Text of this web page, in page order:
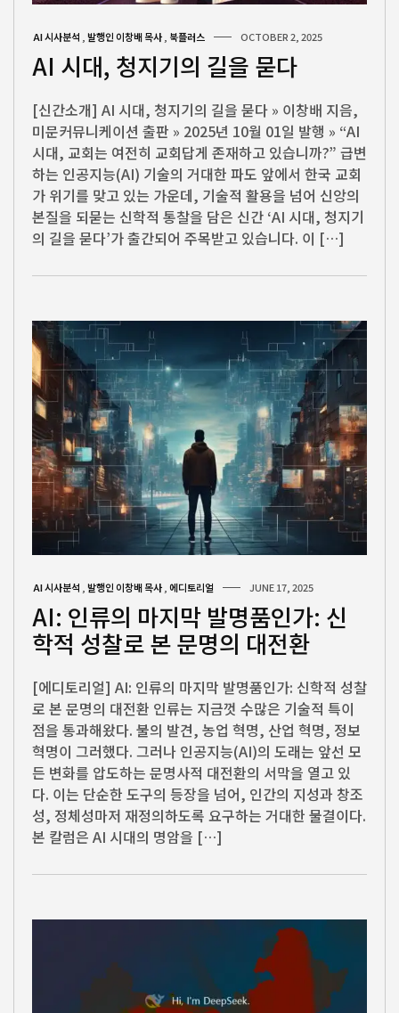
AI 시사분석 ,발행인 이창배 목사, 북플러스 OCTOBER 2, 2025
AI 시대, 청지기의 길을 묻다
[신간소개] AI 시대, 청지기의 길을 묻다 » 이창배 지음,
미문커뮤니케이션 출판 » 2025년 10월 01일 발행 » “AI
시대, 교회는 여전히 교회답게 존재하고 있습니까?” 급변
하는 인공지능(AI) 기술의 거대한 파도 앞에서 한국 교회
가 위기를 맞고 있는 가운데, 기술적 활용을 넘어 신앙의
본질을 되묻는 신학적 통찰을 담은 신간 ‘AI 시대, 청지기
의 길을 묻다’가 출간되어 주목받고 있습니다. 이 […]
AI 시사분석 발행인 이창배 목사 에디토리얼 JUNE 17, 2025
AI: 인류의 마지막 발명품인가: 신
학적 성찰로 본 문명의 대전환
[에디토리얼] AI: 인류의 마지막 발명품인가: 신학적 성찰
로 본 문명의 대전환 인류는 지금껏 수많은 기술적 특이
점을 통과해왔다. 불의 발견, 농업 혁명, 산업 혁명, 정보
혁명이 그러했다. 그러나 인공지능(AI)의 도래는 앞선 모
든 변화를 압도하는 문명사적 대전환의 서막을 열고 있
다. 이는 단순한 도구의 등장을 넘어, 인간의 지성과 창조
성, 정체성마저 재정의하도록 요구하는 거대한 물결이다.
본 칼럼은 AI 시대의 명암을 […]